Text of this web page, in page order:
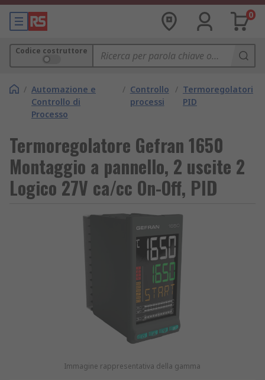
0
Codice costruttore
/ Automazione e
Controllo di
Processo
/ Controllo
processi
/ Termoregolatori
PID
Termoregolatore Gefran 1650
Montaggio a pannello, 2 uscite 2
Logico 27V ca/cc On-Off, PID
Immagine rappresentativa della gamma